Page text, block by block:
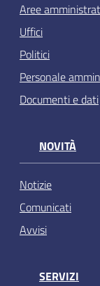
Aree
Uffici
Politici
Personale
Documenti e dati
NOVITÀ
Notizie
Comunicati
Avvisi
SERVIZI